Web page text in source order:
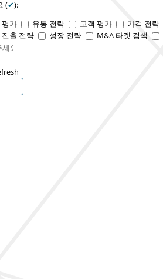
(✔):
평가 유통 전략 고객 평가
가격 전략
출 전략 성장 전략 M&A 타겟 검색